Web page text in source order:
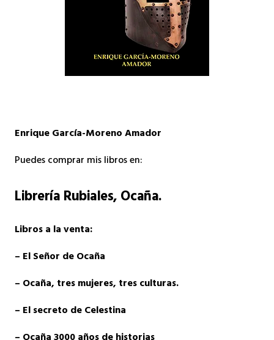
Enrique García-Moreno Amador
Puedes comprar mis libros en:
Librería Rubiales, Ocaña.
Libros a la venta:
– El Señor de Ocaña
– Ocaña, tres mujeres, tres culturas.
– El secreto de Celestina